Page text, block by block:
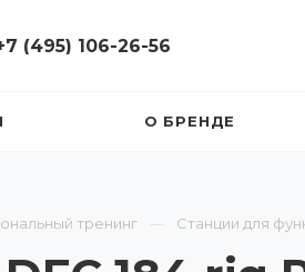
(495) 106-26-56
О БРЕНДЕ
тренинг Станции для